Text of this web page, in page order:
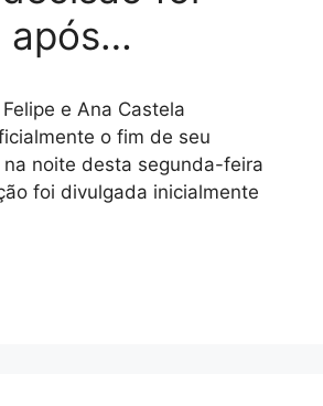
após…
e Ana Castela
o fim de seu
noite desta segunda-feira
foi divulgada inicialmente